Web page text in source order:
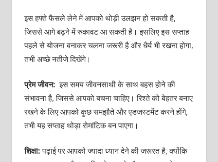
इस हफ्ते फैसले लेने में आपको थोड़ी उलझन हो सकती है,
जिससे आगे बढ़ने में रुकावट आ सकती है। इसलिए इस सप्ताह
पहले से योजना बनाकर चलना जरूरी है और धैर्य भी रखना होगा,
तभी अच्छे नतीजे दिखेंगे।
प्रेम जीवन:इस समय जीवनसाथी के साथ बहस होने की
संभावना है, जिससे आपको बचना चाहिए। रिश्ते को बेहतर बनाए
रखने के लिए आपको कुछ समझौते और एडजस्टमेंट करने होंगे,
तभी यह सप्ताह थोड़ा रोमांटिक बन पाएगा।
शिक्षा:पढ़ाई पर आपको ज्यादा ध्यान देने की जरूरत है, क्योंकि